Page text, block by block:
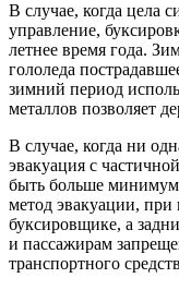
В случае, когда цела
управление,
летнее время года.
гололеда
зимний период
металлов позволяет
В случае, когда ни
эвакуация с
быть больше минимум
метод эвакуации, при
буксировщике, а
и пассажирам
транспортного